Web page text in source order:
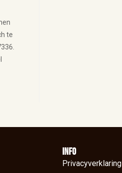
te
Info
Privacyverklaring